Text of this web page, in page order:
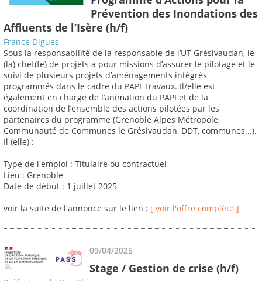
Prévention des Inondations des
Affluents de l’Isère (h/f)
France Digues
Sous la responsabilité de la responsable de l’UT Grésivaudan, le
(la) chef(fe) de projets a pour missions d’assurer le pilotage et le
suivi de plusieurs projets d’aménagements intégrés
programmés dans le cadre du PAPI Travaux. Il/elle est
également en charge de l’animation du PAPI et de la
coordination de l’ensemble des actions pilotées par les
partenaires du programme (Grenoble Alpes Métropole,
Communauté de Communes le Grésivaudan, DDT, communes...).
Il (elle) :
Type de l'emploi : Titulaire ou contractuel
Lieu : Grenoble
Date de début : 1 juillet 2025
voir la suite de l'annonce sur le lien : [ voir l'offre complète ]
09/04/2025
Stage / Gestion de crise (h/f)